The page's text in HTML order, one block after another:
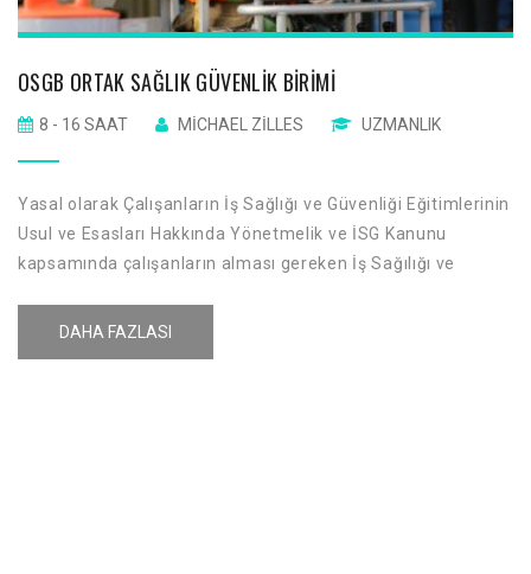
OSGB ORTAK SAĞLIK GÜVENLIK BIRIMI
8 - 16 SAAT MICHAEL ZILLES UZMANLIK
Yasal olarak Çalışanların İş Sağlığı ve Güvenliği Eğitimlerinin
Usul ve Esasları Hakkında Yönetmelik ve İSG Kanunu
kapsamında çalışanların alması gereken İş Sağılığı ve
sağlığı ve güvenliği ile ilgili kuralların çalışanlara
DAHA FAZLASI